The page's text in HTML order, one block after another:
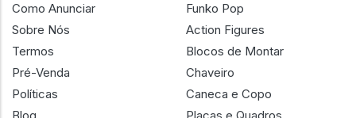
Como Anunciar
Sobre Nós
Termos
Pré-Venda
Políticas
Funko Pop
Action Figures
Blocos de Montar
Chaveiro
Caneca e Copo